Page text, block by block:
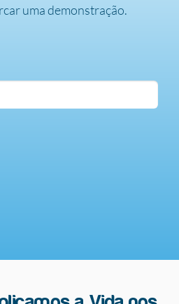
uma demonstração.